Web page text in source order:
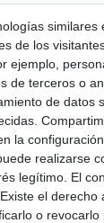
Política de
similares
de los
ejemplo,
de terceros o
de datos
la configuración.
realizarse
legítimo. El
el derecho
o revocarlo